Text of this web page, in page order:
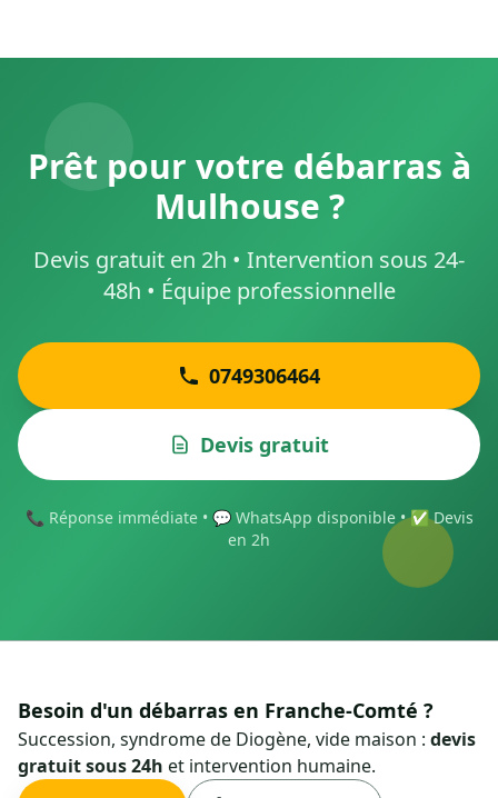
Prêt pour votre débarras à
Mulhouse ?
Devis gratuit en 2h • Intervention sous 24-
48h • Équipe professionnelle
0749306464
Devis gratuit
📞 Réponse immédiate • 💬 WhatsApp disponible • ✅ Devis
en 2h
Besoin d'un débarras en Franche-Comté ?
Succession, syndrome de Diogène, vide maison : devis
gratuit sous 24h et intervention humaine.